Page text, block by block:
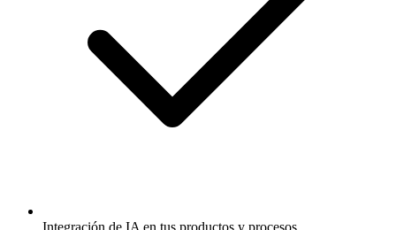
Integración de IA en tus productos y procesos